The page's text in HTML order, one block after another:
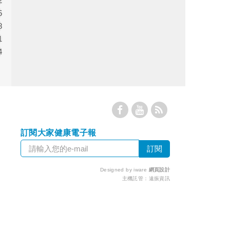
訂閱大家健康電子報
Designed by iware 網頁設計
主機託管： 遠振資訊